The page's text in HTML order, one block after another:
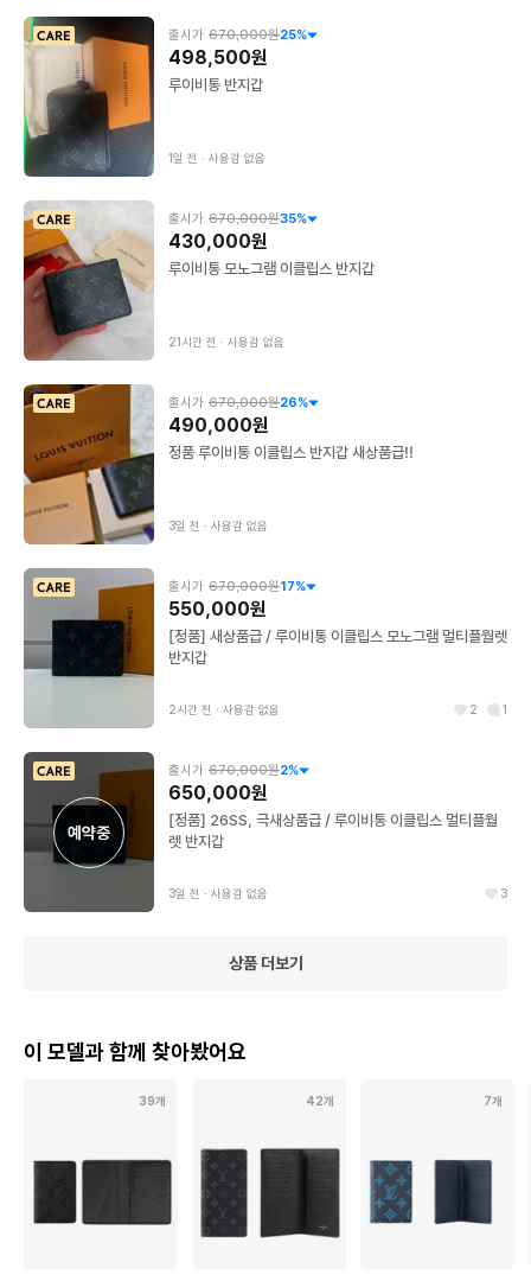
출시가 670,000원25%
498,500원
루이비통 반지갑
1일 전 ∙ 사용감 없음
출시가 670,000원35%
430,000원
루이비통 모노그램 이클립스 반지갑
21시간 전 ∙ 사용감 없음
출시가 670,000원26%
490,000원
정품 루이비통 이클립스 반지갑 새상품급!!
3일 전 ∙ 사용감 없음
출시가 670,000원17%
550,000원
[정품] 새상품급 / 루이비통 이클립스 모노그램 멀티플월렛
반지갑
2시간 전 ∙ 사용감 없음 2 1
예약중
출시가 670,000원2%
650,000원
[정품] 26SS, 극새상품급 / 루이비통 이클립스 멀티플월
렛 반지갑
3일 전 ∙ 사용감 없음 3
상품 더보기
이 모델과 함께 찾아봤어요
39개 42개 7개